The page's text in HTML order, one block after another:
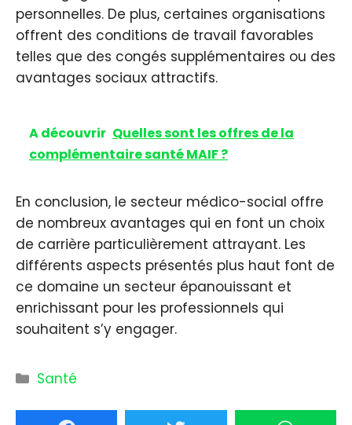
personnelles. De plus, certaines organisations
offrent des conditions de travail favorables
telles que des congés supplémentaires ou des
avantages sociaux attractifs.
A découvrir Quelles sont les offres de la
complémentaire santé MAIF ?
En conclusion, le secteur médico-social offre
de nombreux avantages qui en font un choix
de carrière particulièrement attrayant. Les
différents aspects présentés plus haut font de
ce domaine un secteur épanouissant et
enrichissant pour les professionnels qui
souhaitent s’y engager.
Catégories
Santé